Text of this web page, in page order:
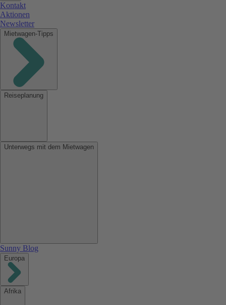
Kontakt
Aktionen
Newsletter
Mietwagen-Tipps
Reiseplanung
Unterwegs mit dem Mietwagen
Sunny Blog
Europa
Afrika